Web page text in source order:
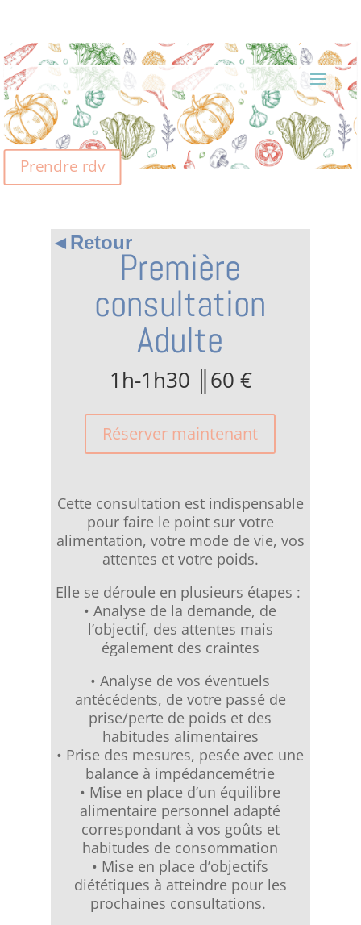
Prendre rdv
◄Retour
Première
consultation
Adulte
1h-1h30 ║60 €
Réserver maintenant
Cette consultation est indispensable
pour faire le point sur votre
alimentation, votre mode de vie, vos
attentes et votre poids.
Elle se déroule en plusieurs étapes : ​
• Analyse de la demande, de
l’objectif, des attentes mais
également des craintes
• Analyse de vos éventuels
antécédents, de votre passé de
prise/perte de poids et des
habitudes alimentaires
• Prise des mesures, pesée avec une
balance à impédancemétrie
• Mise en place d’un équilibre
alimentaire personnel adapté
correspondant à vos goûts et
habitudes de consommation
• Mise en place d’objectifs
diététiques à atteindre pour les
prochaines consultations. ​